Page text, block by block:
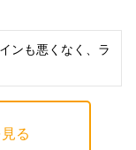
ンも悪くなく、ラ
る